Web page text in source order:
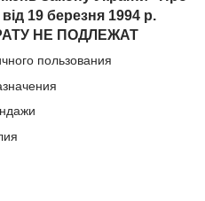
19 березня 1994 р.
НЕ ПОДЛЕЖАТ
пользования